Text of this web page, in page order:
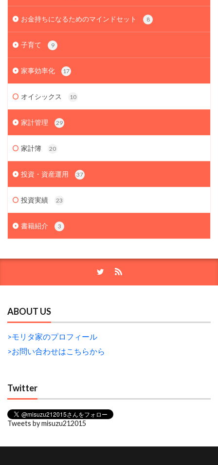
お金持ちになるためのマインドセット 8
子育て 9
家事効率化 17
オイシックス 10
家計管理 29
家計簿 20
投資・資産運用 37
投資実績 23
書籍紹介 3
ABOUT US
>モリタ家のプロフィール
>お問い合わせはこちらから
Twitter
Tweets by misuzu212015